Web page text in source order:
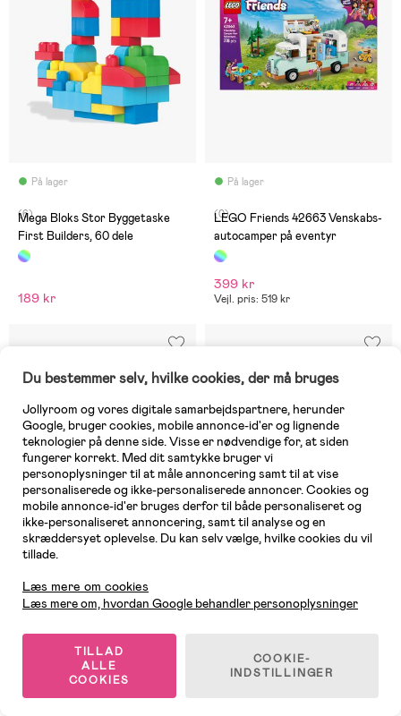
På lager
(6)
Mega Bloks Stor Byggetaske
First Builders, 60 dele
189 kr
På lager
(0)
LEGO Friends 42663 Venskabs-
autocamper på eventyr
399 kr
Vejl. pris: 519 kr
10 TILBAGE
Bådflugt fra T. rex
349 kr
Du bestemmer selv, hvilke cookies, der må bruges
Jollyroom og vores digitale samarbejdspartnere, herunder
Google, bruger cookies, mobile annonce-id'er og lignende
teknologier på denne side. Visse er nødvendige for, at siden
fungerer korrekt. Med dit samtykke bruger vi
personoplysninger til at måle annoncering samt til at vise
personaliserede og ikke-personaliserede annoncer. Cookies og
mobile annonce-id'er bruges derfor til både personaliseret og
ikke-personaliseret annoncering, samt til analyse og en
skræddersyet oplevelse. Du kan selv vælge, hvilke cookies du vil
tillade.
Læs mere om cookies
Læs mere om, hvordan Google behandler personoplysninger
TILLAD
ALLE
COOKIES
COOKIE-
INDSTILLINGER